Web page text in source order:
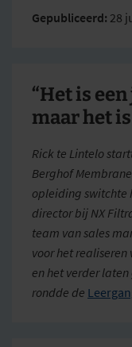
Gepubliceerd: 28
“Het is
maar het
Rick te Lintelo
Berghof
opleiding switchte
director bij NX
team van sales
voor het
en het verder
rondde de